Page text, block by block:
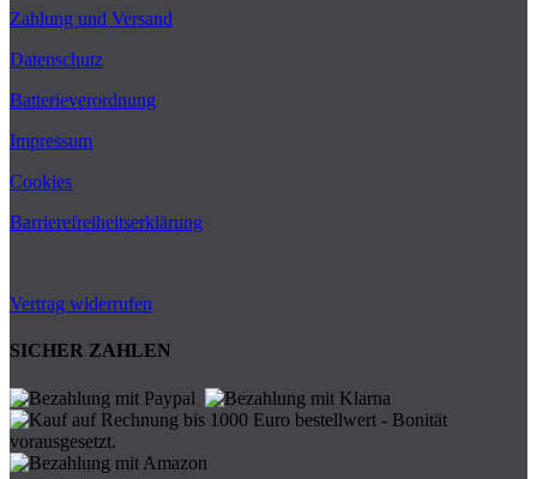
Zahlung und Versand
Datenschutz
Batterieverordnung
Impressum
Cookies
Barrierefreiheitserklärung
Vertrag widerrufen
SICHER ZAHLEN